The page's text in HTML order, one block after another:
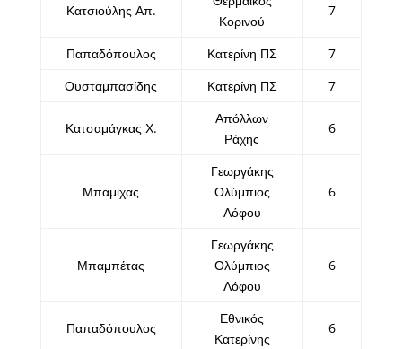
Κατσιούλης Απ.
Κορινού
7
Παπαδόπουλος Κατερίνη ΠΣ
7
Ουσταμπασίδης
Κατερίνη ΠΣ 7
Κατσαμάγκας Χ.
Απόλλων
Ράχης
6
Μπαμίχας
Γεωργάκης
Ολύμπιος
Λόφου
6
Μπαμπέτας
Γεωργάκης
Ολύμπιος
Λόφου
6
Παπαδόπουλος
Εθνικός
Κατερίνης
6